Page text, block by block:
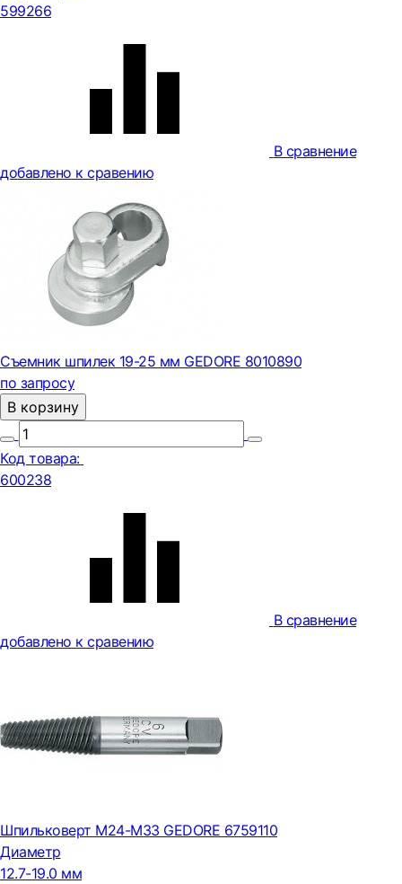
599266
В сравнение
добавлено к сравению
Съемник шпилек 19-25 мм GEDORE 8010890
по запросу
В корзину
Код товара:
600238
В сравнение
добавлено к сравению
Шпильковерт M24-M33 GEDORE 6759110
Диаметр
12.7-19.0 мм